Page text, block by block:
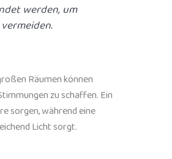
werden, um
Räumen können
zu schaffen. Ein
sorgen, während eine
Licht sorgt.